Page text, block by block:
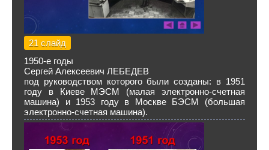
21 слайд
1950-е годы
Сергей Алексеевич ЛЕБЕДЕВ
под руководством которого были созданы: в 1951
году в Киеве МЭСМ (малая электронно-счетная
машина) и 1953 году в Москве БЭСМ (большая
электронно-счетная машина).